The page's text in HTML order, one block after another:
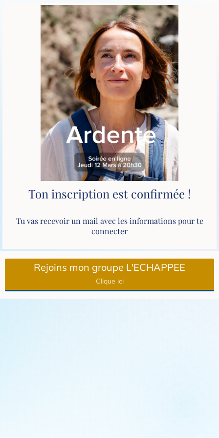
Ton inscription est confirmée !
Tu vas recevoir un mail avec les informations pour te
connecter
Rejoins mon groupe L'ECHAPPEE
Clique ici